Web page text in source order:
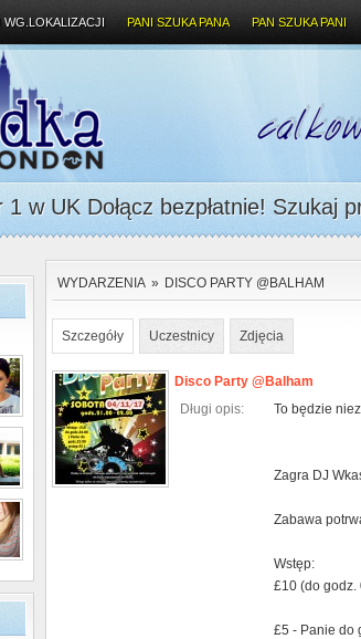
WG.LOKALIZACJI PANI SZUKA PANA PAN SZUKA PANI
w UK Dołącz bezpłatnie! Szukaj
WYDARZENIA » DISCO PARTY @BALHAM
Szczegóły Uczestnicy Zdjęcia
Disco Party @Balham
Długi opis:
To będzie
Zagra DJ
Zabawa
Wstęp:
£10 (do godz.
£5 - Panie do